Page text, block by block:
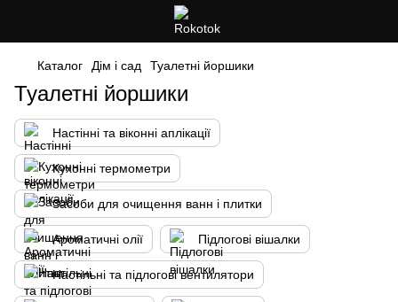
Каталог Дім і сад Туалетні йоршики
Туалетні йоршики
Настінні та віконні аплікації
Кухонні термометри
Засоби для очищення ванн і плитки
Ароматичні олії Підлогові вішалки
Настільні та підлогові вентилятори